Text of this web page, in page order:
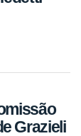
Grazieli